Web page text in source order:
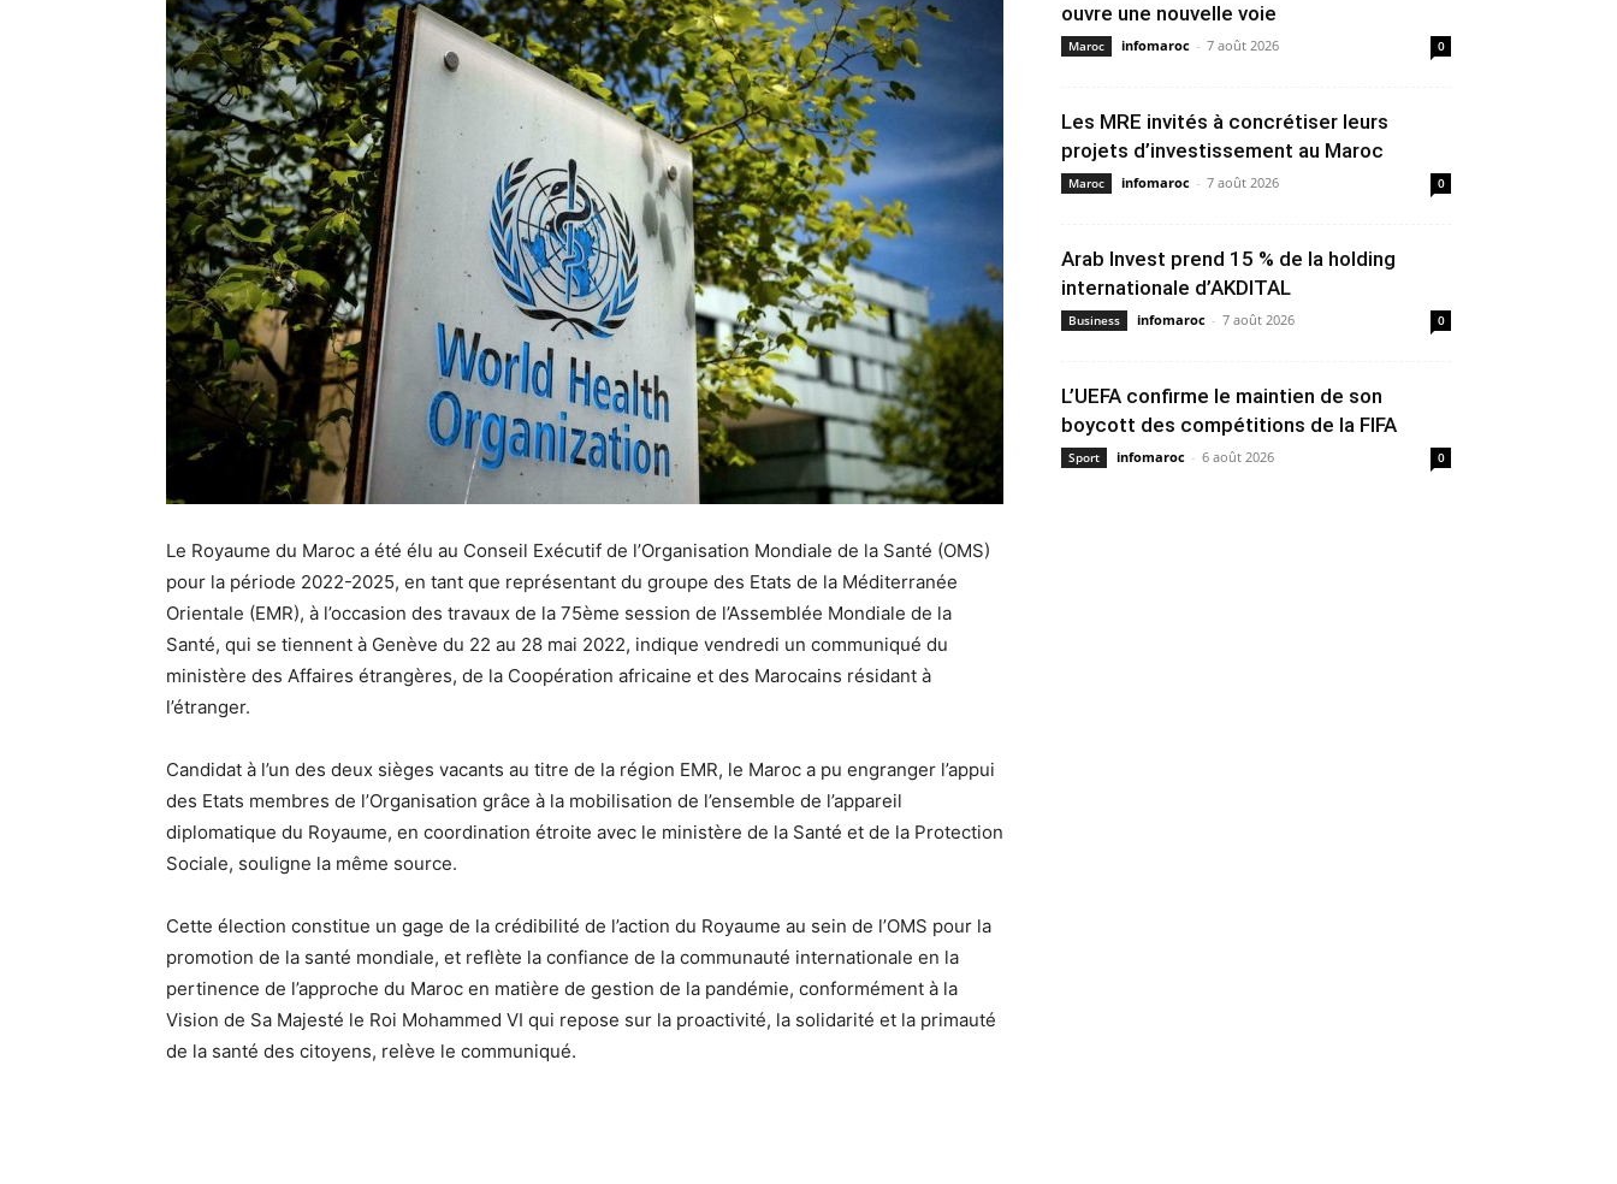
Le Royaume du Maroc a été élu au Conseil Exécutif de l’Organisation Mondiale de la Santé (OMS)
pour la période 2022-2025, en tant que représentant du groupe des Etats de la Méditerranée
Orientale (EMR), à l’occasion des travaux de la 75ème session de l’Assemblée Mondiale de la
Santé, qui se tiennent à Genève du 22 au 28 mai 2022, indique vendredi un communiqué du
ministère des Affaires étrangères, de la Coopération africaine et des Marocains résidant à
l’étranger.
Candidat à l’un des deux sièges vacants au titre de la région EMR, le Maroc a pu engranger l’appui
des Etats membres de l’Organisation grâce à la mobilisation de l’ensemble de l’appareil
diplomatique du Royaume, en coordination étroite avec le ministère de la Santé et de la Protection
Sociale, souligne la même source.
Cette élection constitue un gage de la crédibilité de l’action du Royaume au sein de l’OMS pour la
promotion de la santé mondiale, et reflète la confiance de la communauté internationale en la
pertinence de l’approche du Maroc en matière de gestion de la pandémie, conformément à la
Vision de Sa Majesté le Roi Mohammed VI qui repose sur la proactivité, la solidarité et la primauté
de la santé des citoyens, relève le communiqué.
ouvre une nouvelle voie
Maroc infomaroc - 7 août 2026 0
Les MRE invités à concrétiser leurs
projets d’investissement au Maroc
Maroc infomaroc - 7 août 2026 0
Arab Invest prend 15 % de la holding
internationale d’AKDITAL
Business infomaroc - 7 août 2026 0
L’UEFA confirme le maintien de son
boycott des compétitions de la FIFA
Sport infomaroc - 6 août 2026 0